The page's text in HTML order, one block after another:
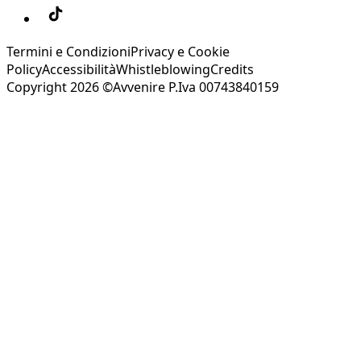
Termini e CondizioniPrivacy e Cookie
PolicyAccessibilitàWhistleblowingCredits
Copyright 2026 ©Avvenire P.Iva 00743840159